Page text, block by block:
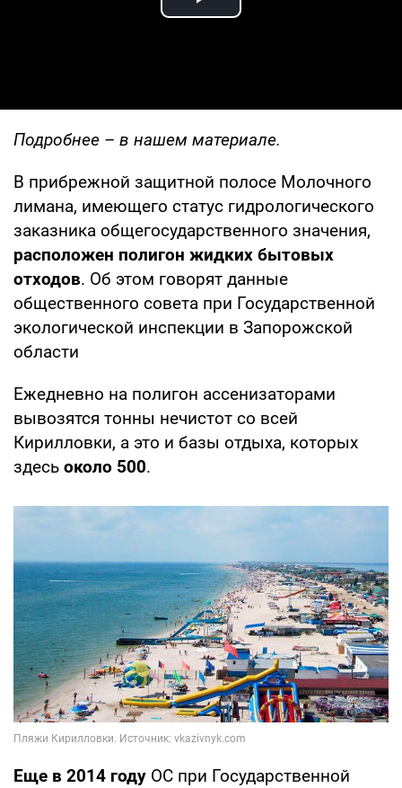
Play Video
Подробнее – в нашем материале.
В прибрежной защитной полосе Молочного
лимана, имеющего статус гидрологического
заказника общегосударственного значения,
расположен полигон жидких бытовых
отходов. Об этом говорят данные
общественного совета при Государственной
экологической инспекции в Запорожской
области
Ежедневно на полигон ассенизаторами
вывозятся тонны нечистот со всей
Кирилловки, а это и базы отдыха, которых
здесь около 500.
Еще в 2014 году ОС при Государственной